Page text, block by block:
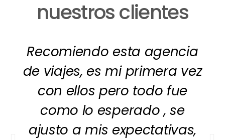
nuestros clientes
Recomiendo esta agencia
de viajes, es mi primera vez
con ellos pero todo fue
como lo esperado , se
ajusto a mis expectativas,